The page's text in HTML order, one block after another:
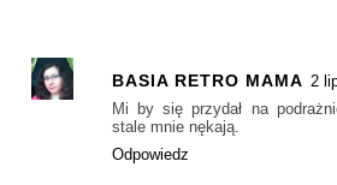
BASIA RETRO MAMA 2
Mi by się przydał na
stale mnie nękają.
Odpowiedz